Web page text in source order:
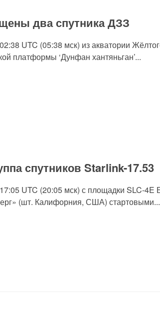
два спутника ДЗЗ
UTC (05:38 мск) из акватории
платформы ‘Дунфан хантяньган’...
спутников Starlink-17.53
UTC (20:05 мск) с площадки SLC-4E
(шт. Калифорния, США) стартовыми...